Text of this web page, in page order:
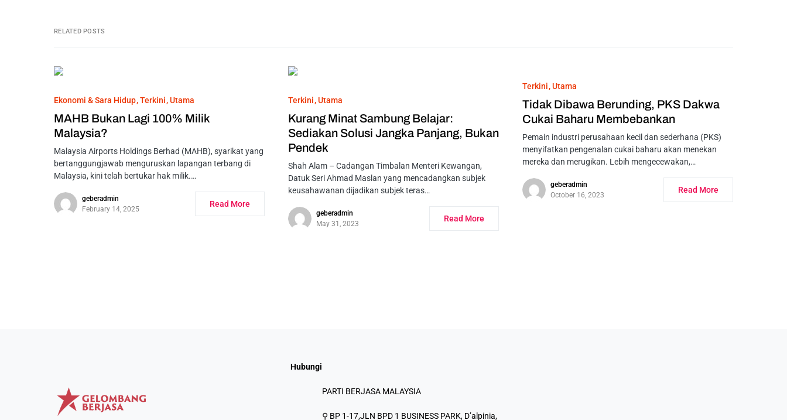
RELATED POSTS
Ekonomi & Sara Hidup Terkini Utama
MAHB Bukan Lagi 100% Milik
Malaysia?
Malaysia Airports Holdings Berhad (MAHB), syarikat yang
bertanggungjawab menguruskan lapangan terbang di
Malaysia, kini telah bertukar hak milik.…
geberadmin
February 14, 2025
Read More
Terkini Utama
Kurang Minat Sambung Belajar:
Sediakan Solusi Jangka Panjang, Bukan
Pendek
Shah Alam – Cadangan Timbalan Menteri Kewangan,
Datuk Seri Ahmad Maslan yang mencadangkan subjek
keusahawanan dijadikan subjek teras…
geberadmin
May 31, 2023
Read More
Terkini Utama
Tidak Dibawa Berunding, PKS Dakwa
Cukai Baharu Membebankan
Pemain industri perusahaan kecil dan sederhana (PKS)
menyifatkan pengenalan cukai baharu akan menekan
mereka dan merugikan. Lebih mengecewakan,…
geberadmin
October 16, 2023
Read More
Hubungi
PARTI BERJASA MALAYSIA
⚲ BP 1-17,JLN BPD 1 BUSINESS PARK, D’alpinia,